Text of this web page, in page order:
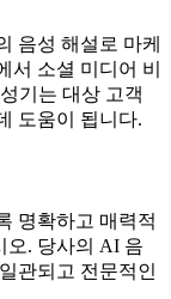
음성 해설로 마케
서 소셜 미디어 비
기는 대상 고객
도움이 됩니다.
명확하고 매력적
오. 당사의 AI 음
관되고 전문적인